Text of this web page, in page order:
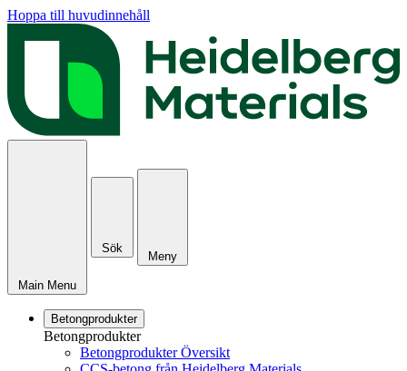
Hoppa till huvudinnehåll
Main Menu
Sök
Meny
Betongprodukter
Betongprodukter
Betongprodukter Översikt